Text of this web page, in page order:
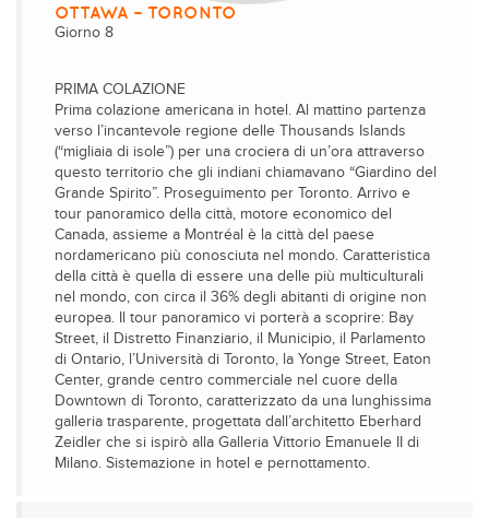
OTTAWA – TORONTO
Giorno 8
PRIMA COLAZIONE
Prima colazione americana in hotel. Al mattino partenza
verso l’incantevole regione delle Thousands Islands
(“migliaia di isole”) per una crociera di un’ora attraverso
questo territorio che gli indiani chiamavano “Giardino del
Grande Spirito”. Proseguimento per Toronto. Arrivo e
tour panoramico della città, motore economico del
Canada, assieme a Montréal è la città del paese
nordamericano più conosciuta nel mondo. Caratteristica
della città è quella di essere una delle più multiculturali
nel mondo, con circa il 36% degli abitanti di origine non
europea. Il tour panoramico vi porterà a scoprire: Bay
Street, il Distretto Finanziario, il Municipio, il Parlamento
di Ontario, l’Università di Toronto, la Yonge Street, Eaton
Center, grande centro commerciale nel cuore della
Downtown di Toronto, caratterizzato da una lunghissima
galleria trasparente, progettata dall’architetto Eberhard
Zeidler che si ispirò alla Galleria Vittorio Emanuele II di
Milano. Sistemazione in hotel e pernottamento.